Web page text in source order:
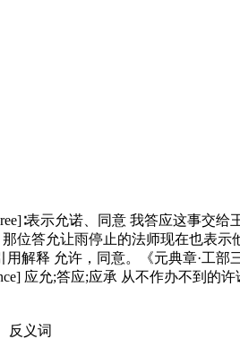
表示允诺、同意 我答应这事交
位答允让雨停止的法师现在也表
解释 允许，同意。《元典章·工部
应允;答应;应承 从不作办不到的
反义词